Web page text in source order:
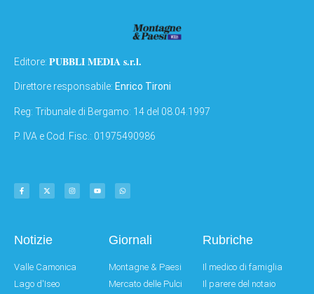
Editore: PUBBLI MEDIA s.r.l.
Direttore responsabile: Enrico Tironi
Reg: Tribunale di Bergamo: 14 del 08.04.1997
P. IVA e Cod. Fisc.: 01975490986
Notizie
Valle Camonica
Lago d'Iseo
Giornali
Montagne & Paesi
Mercato delle Pulci
Rubriche
Il medico di famiglia
Il parere del notaio